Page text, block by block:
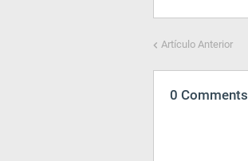
Artículo Anterior
0 Comments